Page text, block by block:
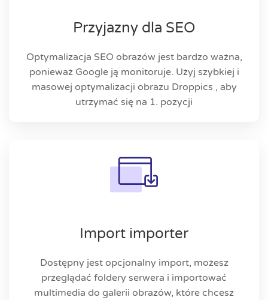
Przyjazny dla SEO
Optymalizacja SEO obrazów jest bardzo ważna,
ponieważ Google ją monitoruje. Użyj szybkiej i
masowej optymalizacji obrazu Droppics , aby
utrzymać się na 1. pozycji
Import importer
Dostępny jest opcjonalny import, możesz
przeglądać foldery serwera i importować
multimedia do galerii obrazów, które chcesz